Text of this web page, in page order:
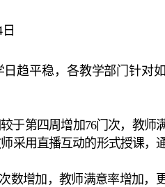
日趋平稳，各教学部门针对
于第四周增加76门次，教师
采用直播互动的形式授课，
数增加，教师满意率增加，